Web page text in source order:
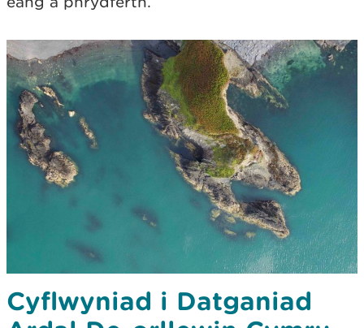
Cyflwyniad i Datganiad